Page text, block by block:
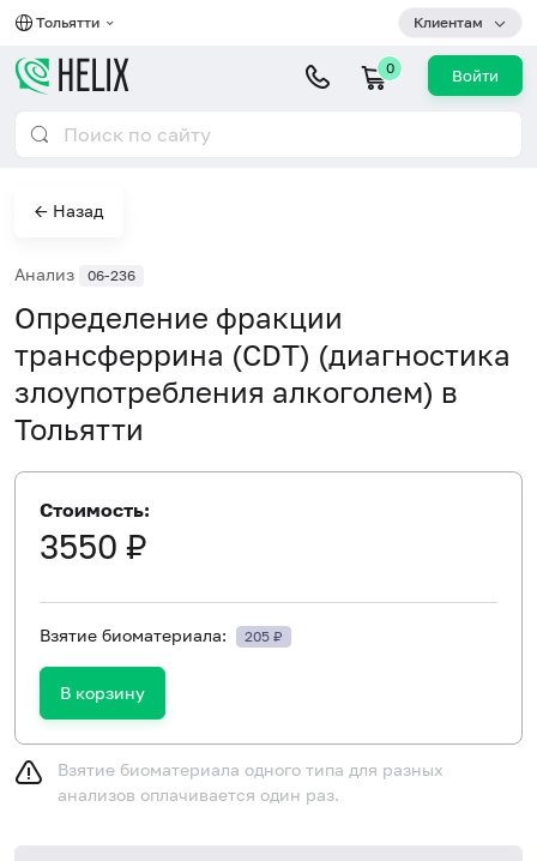
Тольятти Клиентам
0 Войти
← Назад
Анализ 06-236
Определение фракции
трансферрина (CDT) (диагностика
злоупотребления алкоголем) в
Тольятти
Стоимость:
3550 ₽
Взятие биоматериала: 205 ₽
В корзину
Взятие биоматериала одного типа для разных
анализов оплачивается один раз.